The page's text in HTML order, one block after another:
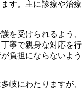
す。主に診療や治
を受けられるよう
寧で親身な対応を
負担にならないよ
岐にわたりますが